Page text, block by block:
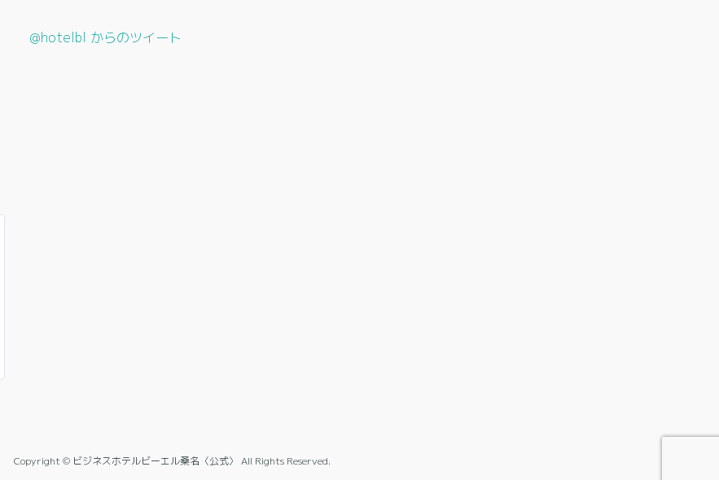
@hotelbl からのツイート
Copyright © ビジネスホテルビーエル桑名〈公式〉 All Rights Reserved.